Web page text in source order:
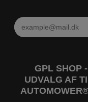
GPL SHOP
UDVALG AF